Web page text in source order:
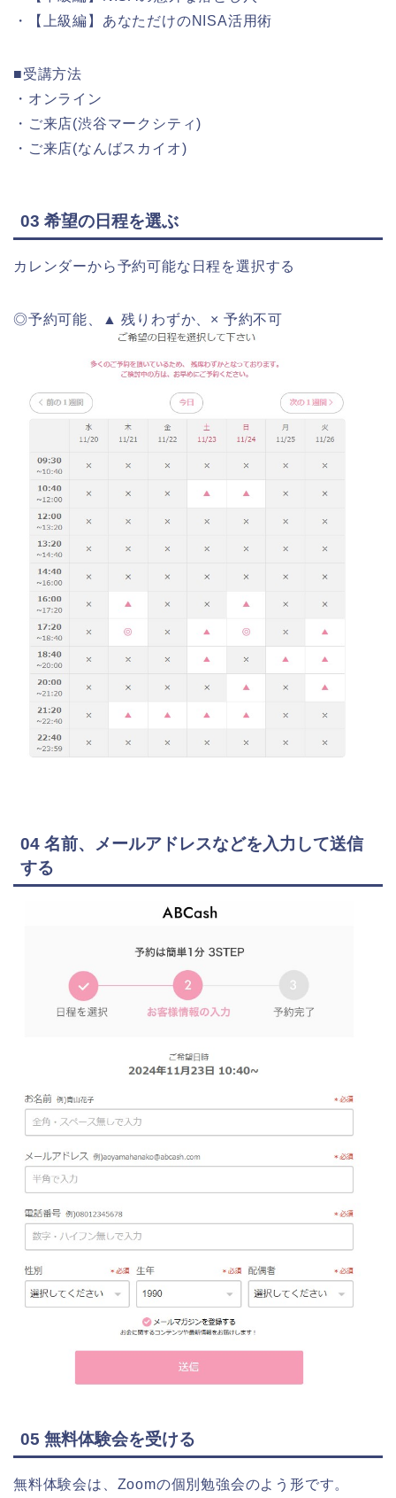
・【上級編】あなただけのNISA活用術
■受講方法
・オンライン
・ご来店(渋谷マークシティ)
・ご来店(なんばスカイオ)
03 希望の日程を選ぶ
カレンダーから予約可能な日程を選択する
◎予約可能、▲ 残りわずか、× 予約不可
04 名前、メールアドレスなどを入力して送信
する
05 無料体験会を受ける
無料体験会は、Zoomの個別勉強会のよう形です。